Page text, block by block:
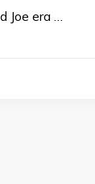
Joe era …